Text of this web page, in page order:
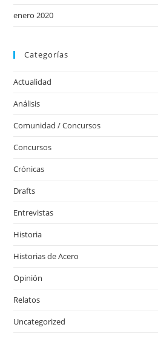
enero 2020
Categorías
Actualidad
Análisis
Comunidad / Concursos
Concursos
Crónicas
Drafts
Entrevistas
Historia
Historias de Acero
Opinión
Relatos
Uncategorized